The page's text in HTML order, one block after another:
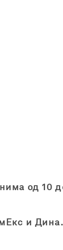
од 10
и Дина.